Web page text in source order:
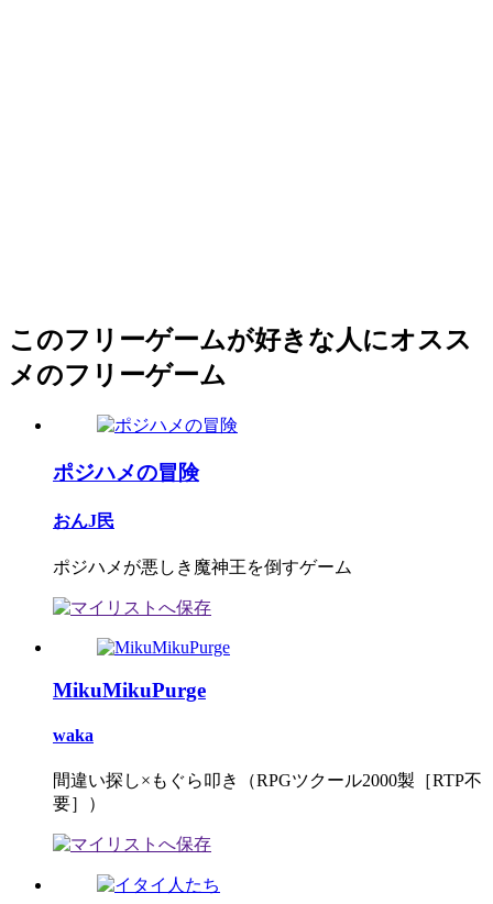
このフリーゲームが好きな人にオスス
メのフリーゲーム
ポジハメの冒険
おんJ民
ポジハメが悪しき魔神王を倒すゲーム
MikuMikuPurge
waka
間違い探し×もぐら叩き（RPGツクール2000製［RTP不
要］）